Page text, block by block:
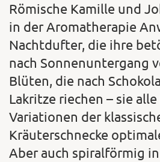
Römische Kamille und
in der Aromatherapie
Nachtdufter, die ihre
nach Sonnenuntergang
Blüten, die nach
Lakritze riechen – sie
Variationen der
Kräuterschnecke
Aber auch spiralförmig in